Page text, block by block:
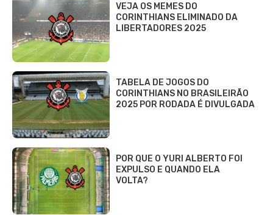
VEJA OS MEMES DO
CORINTHIANS ELIMINADO DA
LIBERTADORES 2025
TABELA DE JOGOS DO
CORINTHIANS NO BRASILEIRÃO
2025 POR RODADA É DIVULGADA
POR QUE O YURI ALBERTO FOI
EXPULSO E QUANDO ELA
VOLTA?